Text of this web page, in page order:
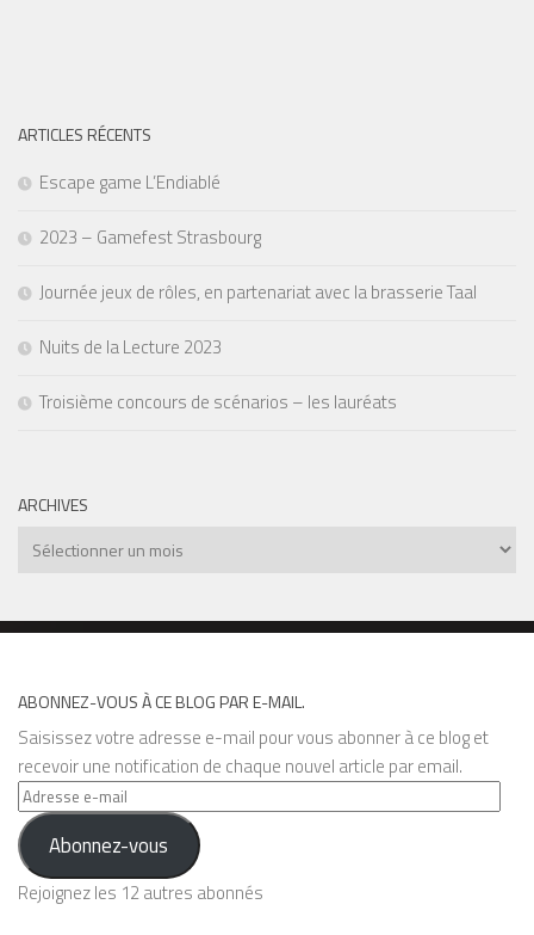
ARTICLES RÉCENTS
Escape game L’Endiablé
2023 – Gamefest Strasbourg
Journée jeux de rôles, en partenariat avec la brasserie Taal
Nuits de la Lecture 2023
Troisième concours de scénarios – les lauréats
ARCHIVES
Archives
ABONNEZ-VOUS À CE BLOG PAR E-MAIL.
Saisissez votre adresse e-mail pour vous abonner à ce blog et
recevoir une notification de chaque nouvel article par email.
Adresse
e-
mail Abonnez-vous
Rejoignez les 12 autres abonnés